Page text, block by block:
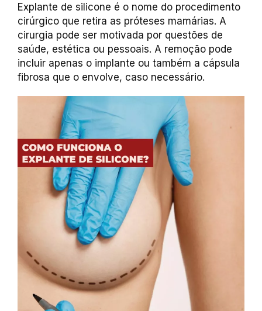
Explante de silicone é o nome do procedimento
cirúrgico que retira as próteses mamárias. A
cirurgia pode ser motivada por questões de
saúde, estética ou pessoais. A remoção pode
incluir apenas o implante ou também a cápsula
fibrosa que o envolve, caso necessário.